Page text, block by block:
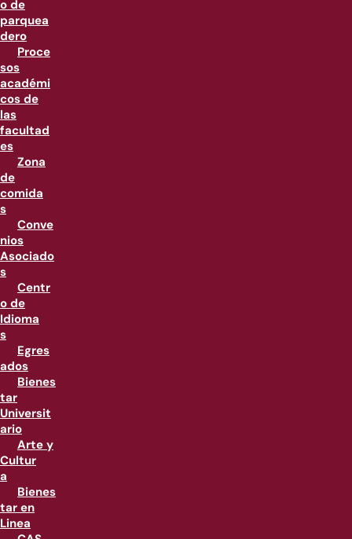
o de
parquea
dero
Proce
sos
académi
cos de
las
facultad
es
Zona
de
comida
s
Conve
nios
Asociado
s
Centr
o de
Idioma
s
Egres
ados
Bienes
tar
Universit
ario
Arte y
Cultur
a
Bienes
tar en
Linea